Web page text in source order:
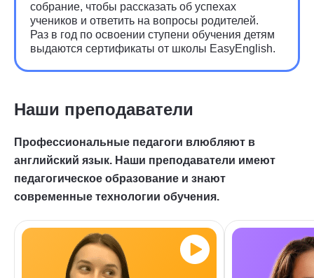
собрание, чтобы рассказать об успехах
учеников и ответить на вопросы родителей.
Раз в год по освоении ступени обучения детям
выдаются сертификаты от школы EasyEnglish.
Наши преподаватели
Профессиональные педагоги влюбляют в
английский язык. Наши преподаватели имеют
педагогическое образование и знают
современные технологии обучения.